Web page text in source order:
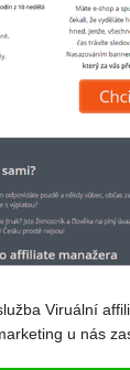
Viruální
u nás